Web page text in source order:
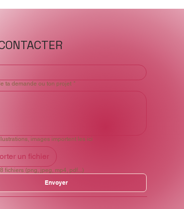
ta demande ou ton projet *
images importent les ici
un fichier
fichiers (png, jpeg, mp4, pdf...)
Envoyer